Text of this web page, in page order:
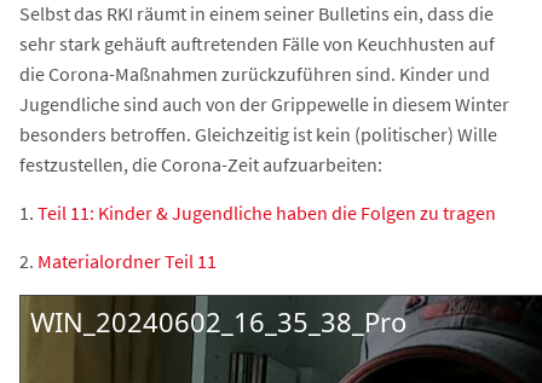
Selbst das RKI räumt in einem seiner Bulletins ein, dass die
sehr stark gehäuft auftretenden Fälle von Keuchhusten auf
die Corona-Maßnahmen zurückzuführen sind. Kinder und
Jugendliche sind auch von der Grippewelle in diesem Winter
besonders betroffen. Gleichzeitig ist kein (politischer) Wille
festzustellen, die Corona-Zeit aufzuarbeiten:
1. Teil 11: Kinder & Jugendliche haben die Folgen zu tragen
2. Materialordner Teil 11